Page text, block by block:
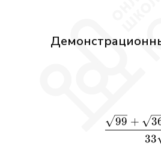
33
99 +